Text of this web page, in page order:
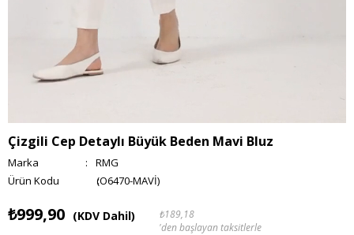
Çizgili Cep Detaylı Büyük Beden Mavi Bluz
Marka :
RMG
(O6470-MAVİ)
₺999,90 (KDV Dahil)
₺189,18
'den başlayan taksitlerle